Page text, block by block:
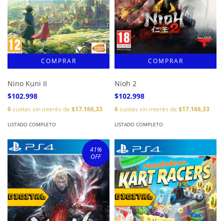
Nino Kuni II
$102.998
6cuotas sin interés de $17.166,33
LISTADO COMPLETO
Nioh 2
$102.998
6cuotas sin interés de $17.166,33
LISTADO COMPLETO
41%
OFF